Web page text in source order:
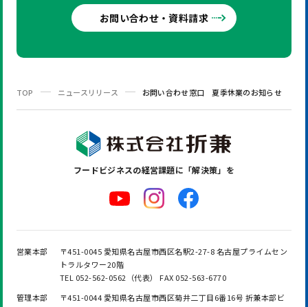
お問い合わせ・資料請求
TOP ニュースリリース お問い合わせ窓口 夏季休業のお知らせ
フードビジネスの経営課題に「解決策」を
営業本部
〒451-0045 愛知県名古屋市西区名駅2-27-8 名古屋プライムセン
トラルタワー20階
TEL 052-562-0562（代表） FAX 052-563-6770
管理本部
〒451-0044 愛知県名古屋市西区菊井二丁目6番16号 折兼本部ビ